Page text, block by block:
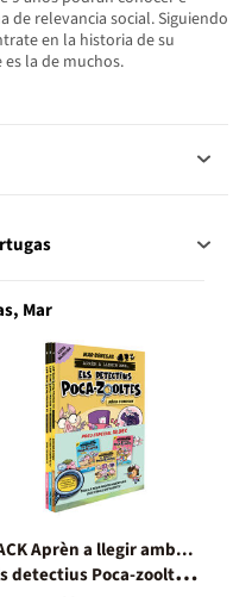
de relevancia social. Siguiendo
en la historia de su
la de muchos.
Mar
Aprèn a llegir amb...
detectius Poca-zooltes!